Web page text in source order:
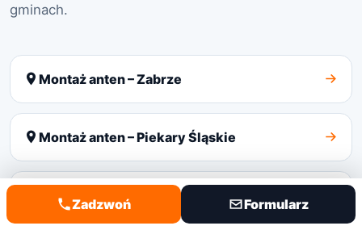
gminach.
Montaż anten – Zabrze
Montaż anten – Piekary Śląskie
Montaż anten – Tarnowskie Góry
Zadzwoń Formularz